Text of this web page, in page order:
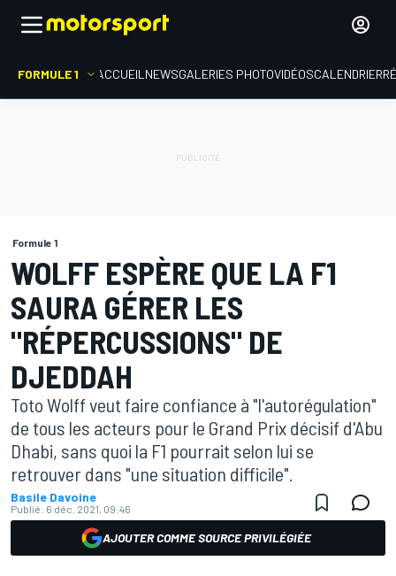
FORMULE 1 ACCUEIL NEWSGALERIES PHOTOVIDÉOSCALENDRIER
Formule 1
WOLFF ESPÈRE QUE LA F1
SAURA GÉRER LES
"RÉPERCUSSIONS" DE
DJEDDAH
Toto Wolff veut faire confiance à "l'autorégulation"
de tous les acteurs pour le Grand Prix décisif d'Abu
Dhabi, sans quoi la F1 pourrait selon lui se
retrouver dans "une situation difficile".
Basile Davoine
Publié: 6 déc. 2021, 09:46
AJOUTER COMME SOURCE PRIVILÉGIÉE